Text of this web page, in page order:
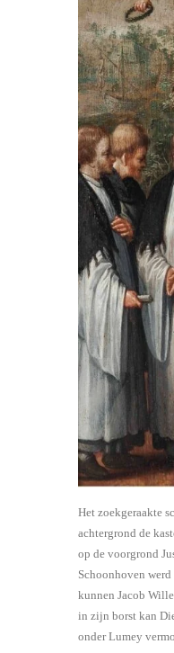
Het zoekgeraakte
achtergrond de
op de voorgrond
Schoonhoven
kunnen Jacob
in zijn borst kan
onder Lumey